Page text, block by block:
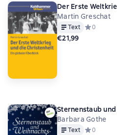
Der Erste
Martin Greschat
Text Средний
0
€21,99
Sternenstaub
Barbara Gothe
Text Средний
0